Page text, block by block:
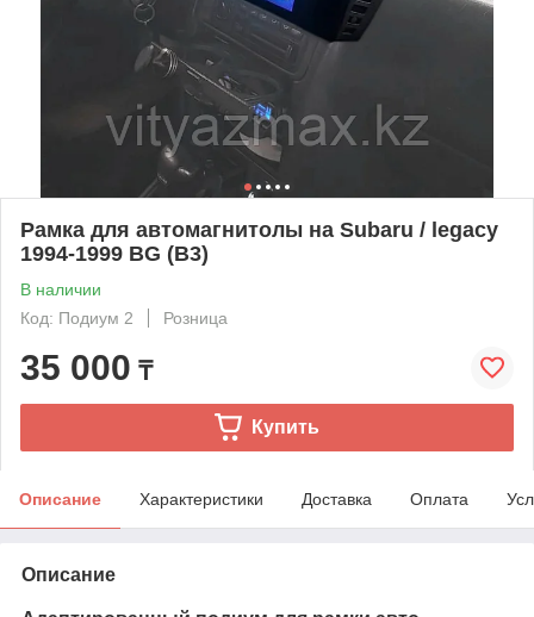
Рамка для автомагнитолы на Subaru / legacy
1994-1999 BG (B3)
В наличии
Код: Подиум 2
Розница
35 000 ₸
Купить
Описание Характеристики Доставка Оплата
Описание